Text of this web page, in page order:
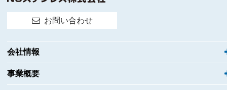
お問い合わせ
会社情報
事業概要